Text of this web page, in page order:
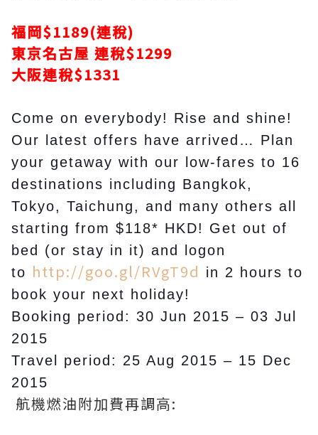
福岡$1189(連稅)
東京名古屋 連稅$1299
大阪連稅$1331
Come on everybody! Rise and shine!
Our latest offers have arrived… Plan
your getaway with our low-fares to 16
destinations including Bangkok,
Tokyo, Taichung, and many others all
starting from $118* HKD! Get out of
bed (or stay in it) and logon
to http://goo.gl/RVgT9d in 2 hours to
book your next holiday!
Booking period: 30 Jun 2015 – 03 Jul
2015
Travel period: 25 Aug 2015 – 15 Dec
2015
航機燃油附加費再調高: